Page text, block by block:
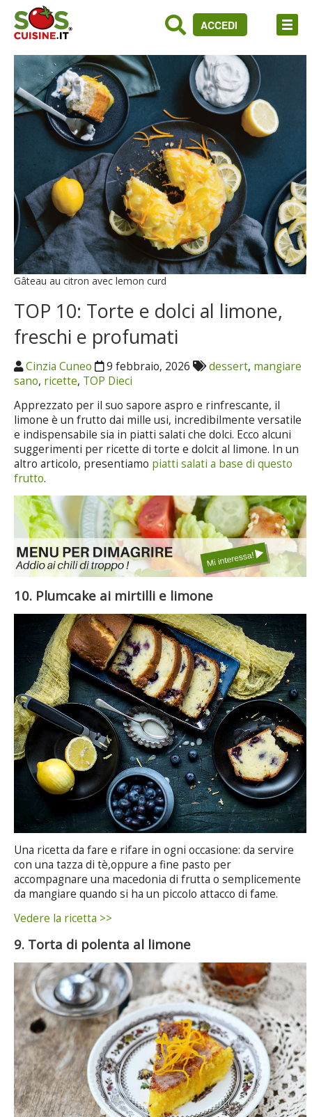
ACCEDI
Gâteau au citron avec lemon curd
TOP 10: Torte e dolci al limone,
freschi e profumati
Cinzia Cuneo 9 febbraio, 2026 dessert, mangiare
sano, ricette, TOP Dieci
Apprezzato per il suo sapore aspro e rinfrescante, il
limone è un frutto dai mille usi, incredibilmente versatile
e indispensabile sia in piatti salati che dolci. Ecco alcuni
suggerimenti per ricette di torte e dolcit al limone. In un
altro articolo, presentiamo piatti salati a base di questo
frutto.
10. Plumcake ai mirtilli e limone
Una ricetta da fare e rifare in ogni occasione: da servire
con una tazza di tè,oppure a fine pasto per
accompagnare una macedonia di frutta o semplicemente
da mangiare quando si ha un piccolo attacco di fame.
Vedere la ricetta >>
9. Torta di polenta al limone